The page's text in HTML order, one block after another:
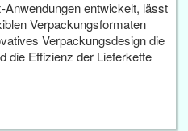
entwickelt, lässt
Verpackungsformaten
Verpackungsdesign die
die Effizienz der Lieferkette